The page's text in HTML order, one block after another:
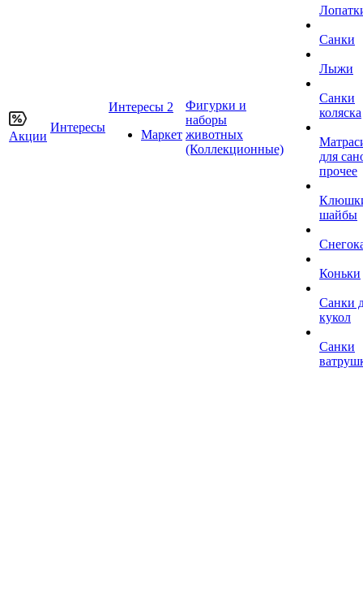
Акции
Интересы
Интересы 2
Маркет
Фигурки и
наборы
животных
(Коллекционные)
Санки
Лыжи
Санки
коляска
для
прочее
шайбы
Коньки
Санки
кукол
Санки